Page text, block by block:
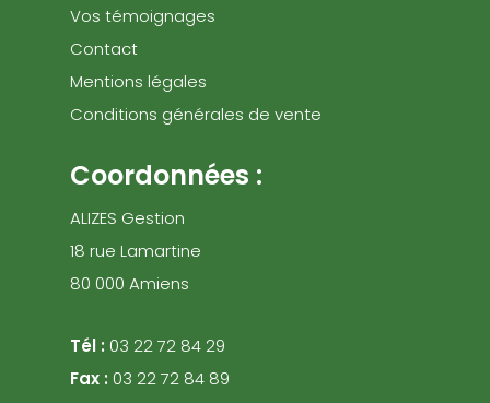
Vos témoignages
Contact
Mentions légales
Conditions générales de vente
Coordonnées :
ALIZES Gestion
18 rue Lamartine
80 000 Amiens
Tél : 03 22 72 84 29
Fax : 03 22 72 84 89